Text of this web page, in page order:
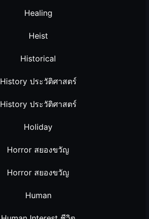
Healing
Heist
Historical
History ประวัติศาสตร์
History ประวัติศาสตร์
Holiday
Horror สยองขวัญ
Horror สยองขวัญ
Human